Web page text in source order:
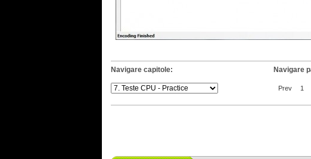
Navigare capitole: Navigare
Prev 1